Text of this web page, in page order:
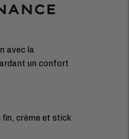
avec la
un confort
crème et stick